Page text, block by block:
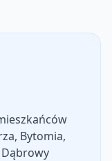
Bytomia,
Dąbrowy